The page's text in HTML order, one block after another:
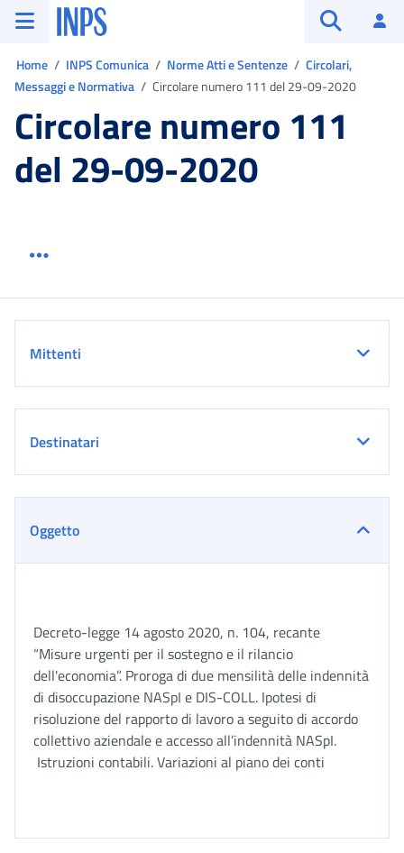
Vai al menu principale
Vai al contenuto principale
Vai al pie' di pagina
INPS ()
Home INPS Comunica Norme Atti e Sentenze
Circolari,
Messaggi e Normativa
Circolare numero 111 del 29-09-2020
Circolare numero 111
del 29-09-2020
Mittenti
Destinatari
Oggetto
Decreto-legge 14 agosto 2020, n. 104, recante
“Misure urgenti per il sostegno e il rilancio
dell'economia”. Proroga di due mensilità delle indennità
di disoccupazione NASpI e DIS-COLL. Ipotesi di
risoluzione del rapporto di lavoro a seguito di accordo
collettivo aziendale e accesso all’indennità NASpI.
Istruzioni contabili. Variazioni al piano dei conti